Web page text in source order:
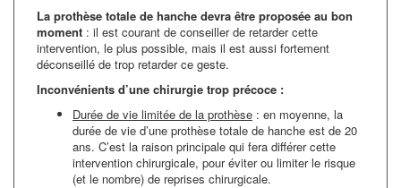
La prothèse totale de hanche devra être proposée au bon
moment : il est courant de conseiller de retarder cette
intervention, le plus possible, mais il est aussi fortement
déconseillé de trop retarder ce geste.
Inconvénients d’une chirurgie trop précoce :
Durée de vie limitée de la prothèse : en moyenne, la
durée de vie d’une prothèse totale de hanche est de 20
ans. C’est la raison principale qui fera différer cette
intervention chirurgicale, pour éviter ou limiter le risque
(et le nombre) de reprises chirurgicale.